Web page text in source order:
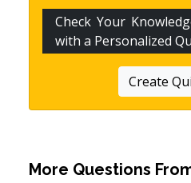
Check Your
with a Personalized
Create
More Questions